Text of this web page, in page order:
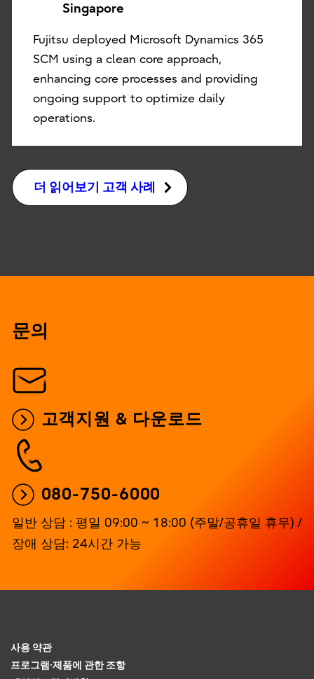
Singapore
Fujitsu deployed Microsoft Dynamics 365
SCM using a clean core approach,
enhancing core processes and providing
ongoing support to optimize daily
operations.
더 읽어보기 고객 사례
문의
고객지원 & 다운로드
080-750-6000
일반 상담 : 평일 09:00 ~ 18:00 (주말/공휴일 휴무) /
장애 상담: 24시간 가능
사용 약관
프로그램·제품에 관한 조항